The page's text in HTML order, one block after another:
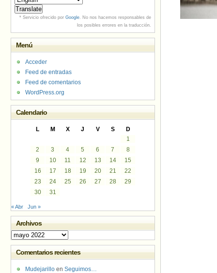
* Servicio ofrecido por Google. No nos hacemos responsables de
los posibles errores en la traducción.
Menú
Acceder
Feed de entradas
Feed de comentarios
WordPress.org
Calendario
L M X J V S
D
1
2
3 4 5 6 7
8
9
10 11 12 13 14
15
16
17 18 19 20 21
22
23
24 25 26 27 28
29
30
31
« Abr Jun »
Archivos
Archivos
Comentarios recientes
Mudejarillo en Seguimos…